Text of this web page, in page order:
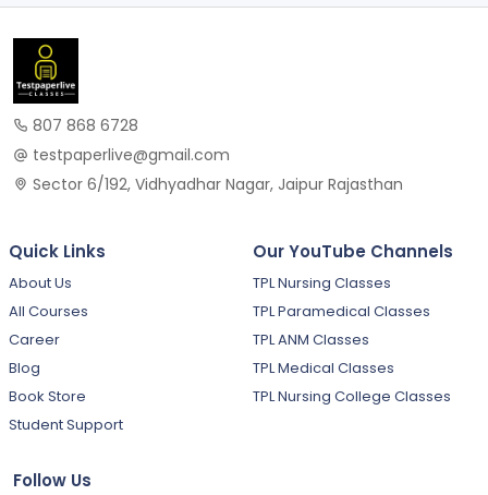
807 868 6728
testpaperlive@gmail.com
Sector 6/192, Vidhyadhar Nagar, Jaipur Rajasthan
Quick Links
About Us
All Courses
Career
Blog
Book Store
Student Support
Our YouTube Channels
TPL Nursing Classes
TPL Paramedical Classes
TPL ANM Classes
TPL Medical Classes
TPL Nursing College Classes
Follow Us